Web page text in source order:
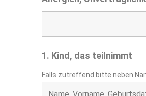
1. Kind, das teilnimmt
Falls zutreffend bitte neben